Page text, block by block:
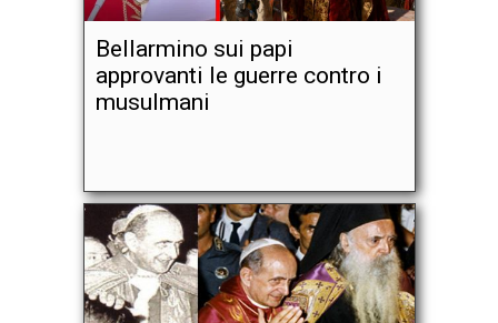
Bellarmino sui papi
approvanti le guerre contro i
musulmani